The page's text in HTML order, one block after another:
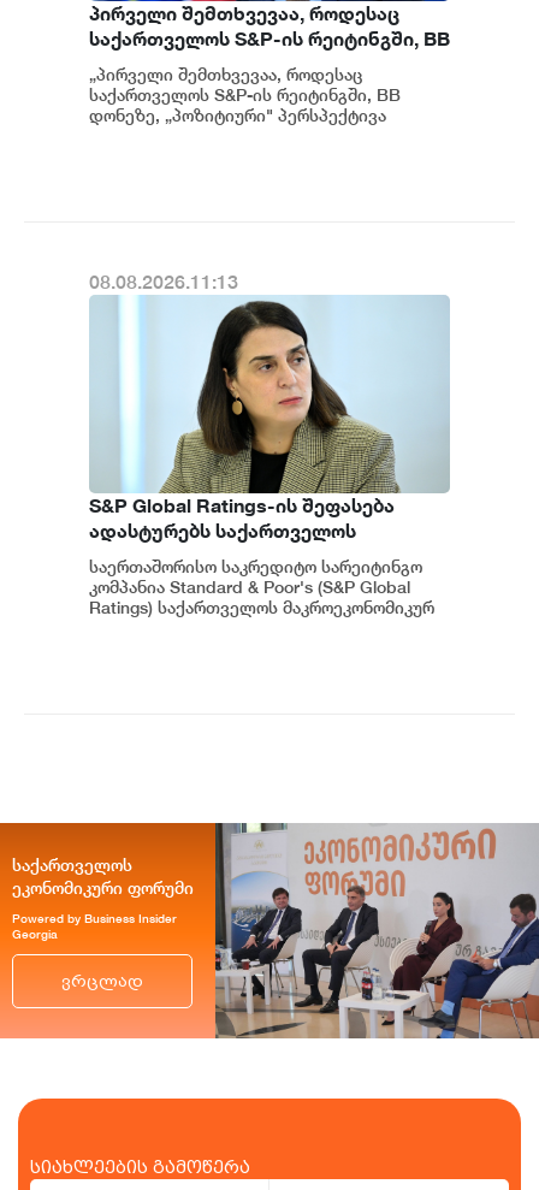
პირველი შემთხვევაა, როდესაც
საქართველოს S&P-ის რეიტინგში, BB
დონეზე „პოზიტიური" პერსპექტივა
მიენიჭა - პერსპექტივის
გაუმჯობესება კიდევ ერთხელ
„პირველი შემთხვევაა, როდესაც
საქართველოს S&P-ის რეიტინგში, BB
დონეზე, „პოზიტიური" პერსპექტივა
08.08.2026.11:13
S&P Global Ratings-ის შეფასება
ადასტურებს საქართველოს
ეკონომიკის მდგრადობასა და
ეროვნული ბანკის პოლიტიკის
ეფექტიანობას - ეკატერინე მიქაბაძე
საერთაშორისო საკრედიტო სარეიტინგო
კომპანია Standard & Poor's (S&P Global
Ratings) საქართველოს მაკროეკონომიკურ
საქართველოს
ეკონომიკური ფორუმი
Powered by Business Insider
Georgia
ვრცლად
სიახლეების გამოწერა